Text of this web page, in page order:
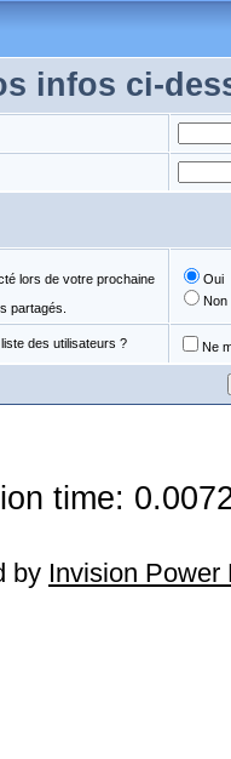
infos ci-
lors de votre prochaine
partagés.
Oui
Non
des utilisateurs ? Ne
time:
by Invision Power